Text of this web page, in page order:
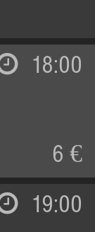
18:00
6 €
19:00